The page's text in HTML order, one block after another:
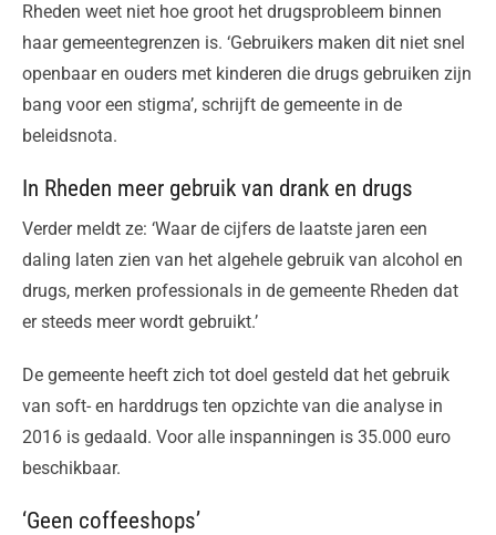
Rheden weet niet hoe groot het drugsprobleem binnen
haar gemeentegrenzen is. ‘Gebruikers maken dit niet snel
openbaar en ouders met kinderen die drugs gebruiken zijn
bang voor een stigma’, schrijft de gemeente in de
beleidsnota.
In Rheden meer gebruik van drank en drugs
Verder meldt ze: ‘Waar de cijfers de laatste jaren een
daling laten zien van het algehele gebruik van alcohol en
drugs, merken professionals in de gemeente Rheden dat
er steeds meer wordt gebruikt.’
De gemeente heeft zich tot doel gesteld dat het gebruik
van soft- en harddrugs ten opzichte van die analyse in
2016 is gedaald. Voor alle inspanningen is 35.000 euro
beschikbaar.
‘Geen coffeeshops’